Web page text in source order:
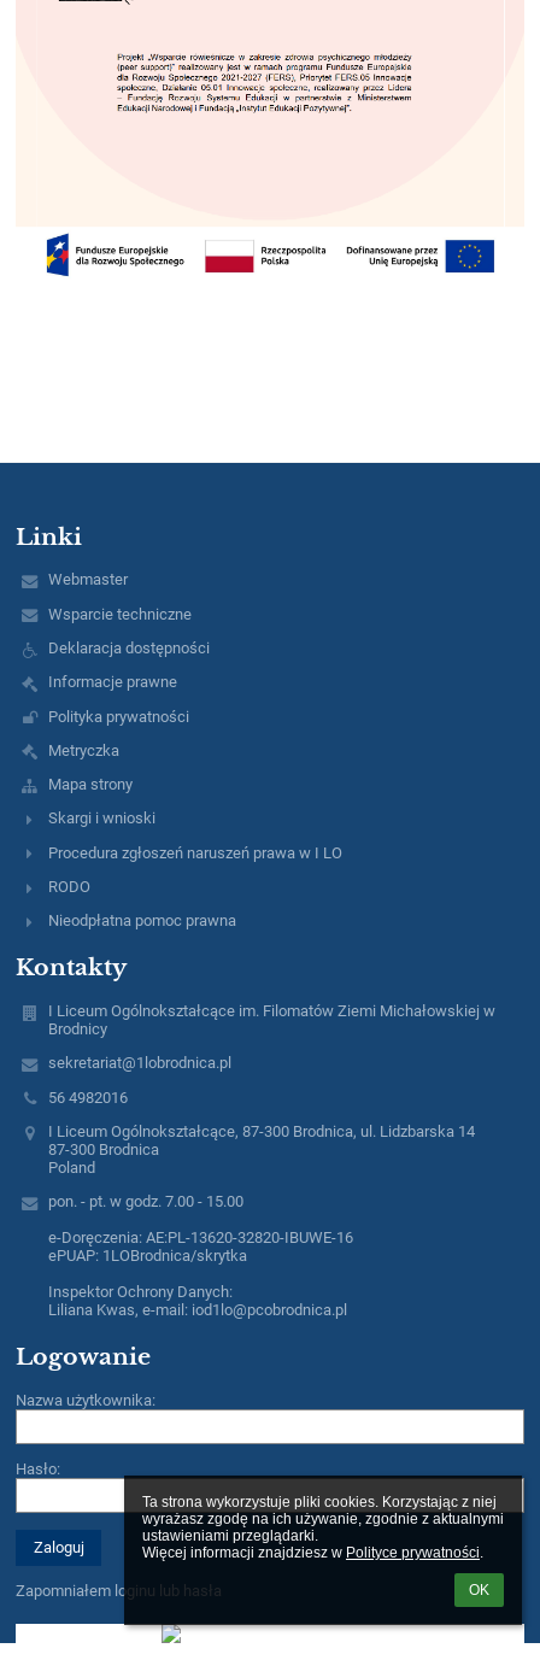
Ta strona wykorzystuje pliki cookies. Korzystając z niej
wyrażasz zgodę na ich używanie, zgodnie z aktualnymi
ustawieniami przeglądarki.
Więcej informacji znajdziesz w Polityce prywatności.
OK
Linki
Webmaster
Wsparcie techniczne
Deklaracja dostępności
Informacje prawne
Polityka prywatności
Metryczka
Mapa strony
Skargi i wnioski
Procedura zgłoszeń naruszeń prawa w I LO
RODO
Nieodpłatna pomoc prawna
Kontakty
I Liceum Ogólnokształcące im. Filomatów Ziemi Michałowskiej w
Brodnicy
sekretariat@1lobrodnica.pl
56 4982016
I Liceum Ogólnokształcące, 87-300 Brodnica, ul. Lidzbarska 14
87-300 Brodnica
Poland
pon. - pt. w godz. 7.00 - 15.00
e-Doręczenia: AE:PL-13620-32820-IBUWE-16
ePUAP: 1LOBrodnica/skrytka
Inspektor Ochrony Danych:
Liliana Kwas, e-mail: iod1lo@pcobrodnica.pl
Logowanie
Nazwa użytkownika:
Hasło:
Zapomniałem loginu lub hasła